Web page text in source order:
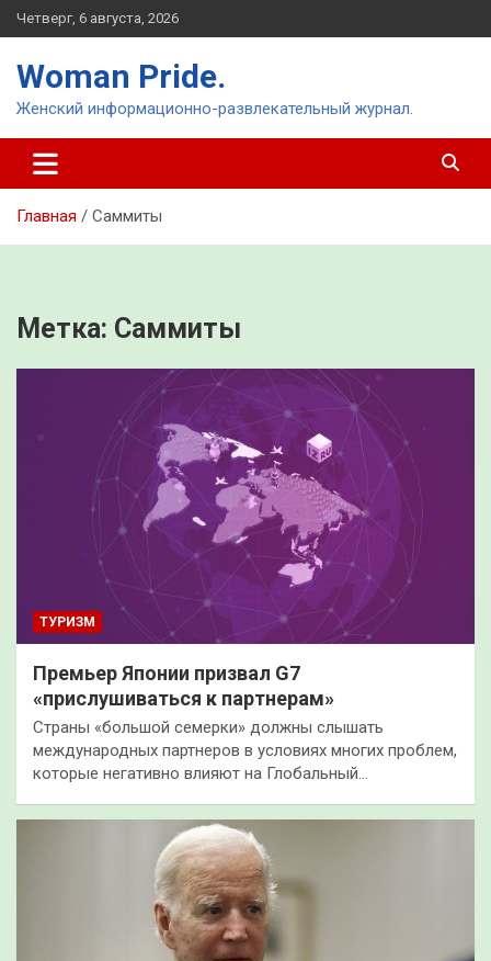
Перейти
к
Четверг, 6 августа, 2026
Woman Pride.
Женский информационно-развлекательный журнал.
Главная Саммиты
Метка: Саммиты
ТУРИЗМ
Премьер Японии призвал G7
«прислушиваться к партнерам»
Страны «большой семерки» должны слышать
международных партнеров в условиях многих проблем,
которые негативно влияют на Глобальный…